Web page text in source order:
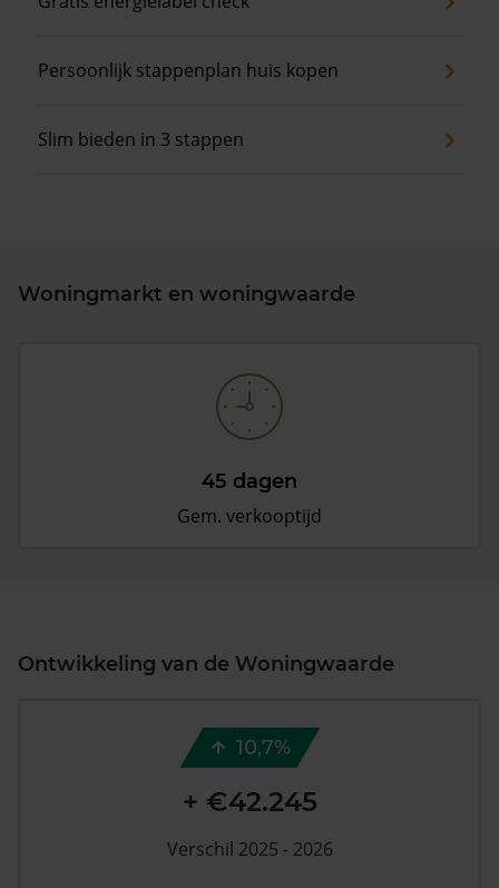
Persoonlijk stappenplan huis kopen
Slim bieden in 3 stappen
Woningmarkt en woningwaarde
45 dagen
Gem. verkooptijd
Ontwikkeling van de Woningwaarde
10,7%
+ €42.245
Verschil 2025 - 2026